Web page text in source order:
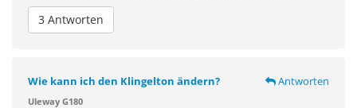
3 Antworten
Wie kann ich den Klingelton ändern? Antworten
Uleway G180